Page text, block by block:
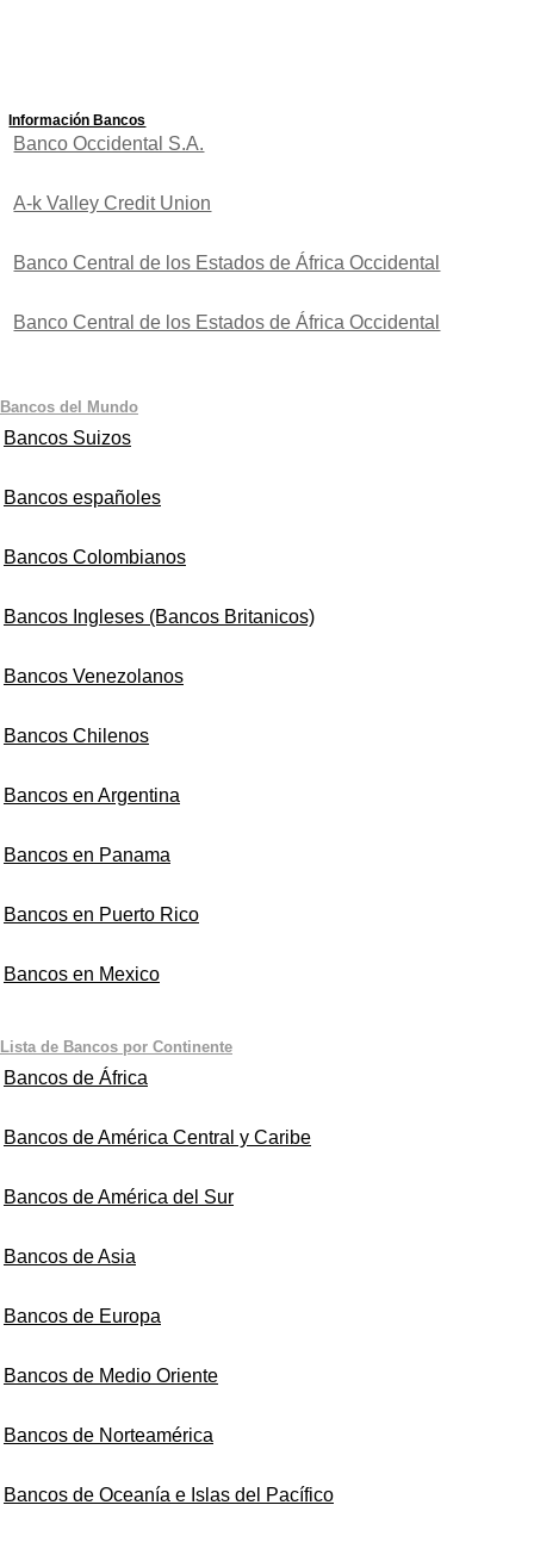
Información Bancos
Banco Occidental S.A.
A-k Valley Credit Union
Banco Central de los Estados de África Occidental
Banco Central de los Estados de África Occidental
Bancos del Mundo
Bancos Suizos
Bancos españoles
Bancos Colombianos
Bancos Ingleses (Bancos Britanicos)
Bancos Venezolanos
Bancos Chilenos
Bancos en Argentina
Bancos en Panama
Bancos en Puerto Rico
Bancos en Mexico
Lista de Bancos por Continente
Bancos de África
Bancos de América Central y Caribe
Bancos de América del Sur
Bancos de Asia
Bancos de Europa
Bancos de Medio Oriente
Bancos de Norteamérica
Bancos de Oceanía e Islas del Pacífico